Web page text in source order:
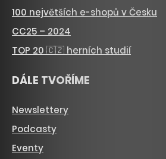
100 největších e-shopů v Česku
CC25 – 2024
TOP 20 🇨🇿 herních studií
DÁLE TVOŘÍME
Newslettery
Podcasty
Eventy